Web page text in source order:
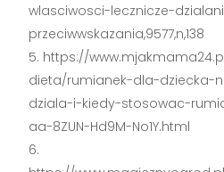
wlasciwosci-lecznicze-
przeciwwskazania,9577,n,138
https://
dieta/rumianek-dla-dziecka-
dziala-i-kiedy-stosowac-
aa-8ZUN-Hd9M-No1Y.html